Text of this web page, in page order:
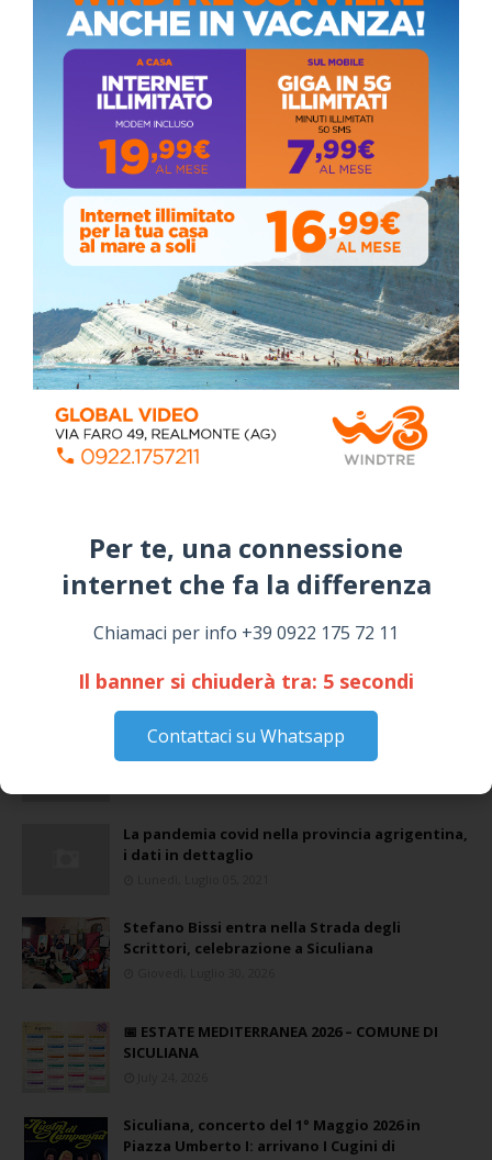
Per te, una connessione
internet che fa la differenza​
Chiamaci per info +39 0922 175 72 11
Il banner si chiuderà tra: 5 secondi
Contattaci su Whatsapp
ISCRIVITI AL CANALE YOUTUBE
ALMANACCO DEL GIORNO
Stefano Bissi entra nella Strada degli
Scrittori, celebrazione a Siculiana (VIDEO)
La pandemia covid nella provincia agrigentina,
i dati in dettaglio
Stefano Bissi entra nella Strada degli
Scrittori, celebrazione a Siculiana
📅 ESTATE MEDITERRANEA 2026 – COMUNE DI
SICULIANA
Siculiana, concerto del 1° Maggio 2026 in
Piazza Umberto I: arrivano I Cugini di